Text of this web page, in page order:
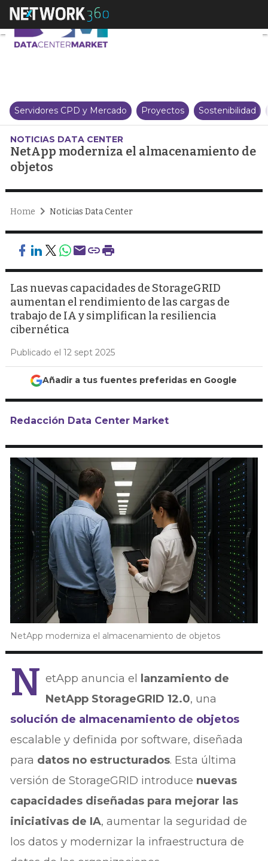
NetApp moderniza el
Servidores CPD y Mercado Proyectos Sostenibilidad
NOTICIAS DATA CENTER
NetApp moderniza el almacenamiento de
objetos
Home Noticias Data Center
Las nuevas capacidades de StorageGRID
aumentan el rendimiento de las cargas de
trabajo de IA y simplifican la resiliencia
cibernética
Publicado el 12 sept 2025
Añadir a tus fuentes preferidas en Google
Redacción Data Center Market
NetApp moderniza el almacenamiento de objetos
N etApp anuncia el
lanzamiento de
NetApp StorageGRID 12.0, una
solución de almacenamiento de objetos
escalable y definida por software, diseñada
para datos no estructurados. Esta última
versión de StorageGRID introduce nuevas
capacidades diseñadas para mejorar las
iniciativas de IA, aumentar la seguridad de
los datos y modernizar la infraestructura de